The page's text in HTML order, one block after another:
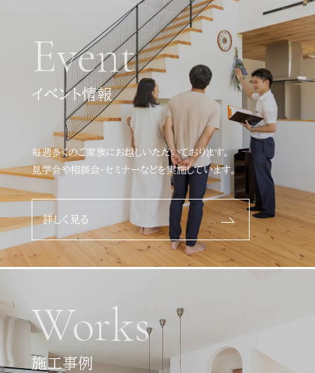
Event
イベント情報
毎週多くのご家族にお越しいただいております。
見学会や相談会・セミナーなどを実施しています。
詳しく見る
Works
施工事例